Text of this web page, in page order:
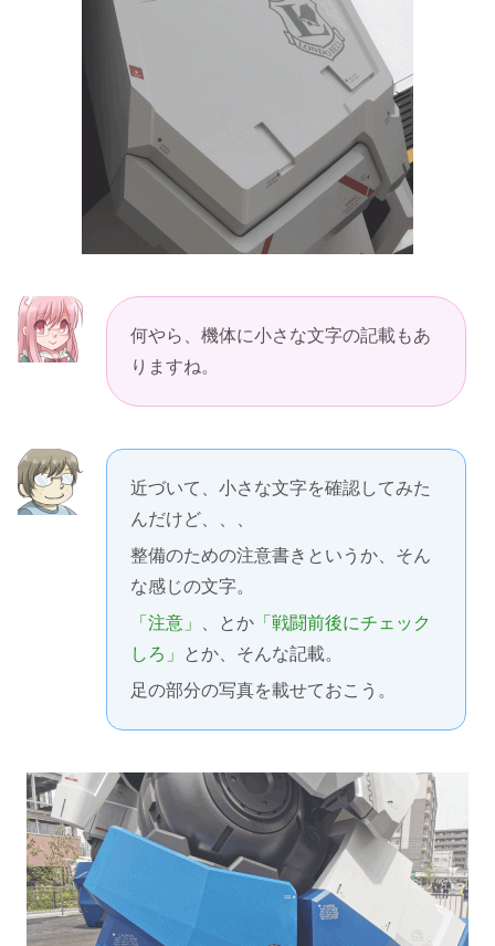
何やら、機体に小さな文字の記載もあ
りますね。
近づいて、小さな文字を確認してみた
んだけど、、、
整備のための注意書きというか、そん
な感じの文字。
「注意」
、とか 「戦闘前後にチェック
しろ」
とか、そんな記載。
足の部分の写真を載せておこう。